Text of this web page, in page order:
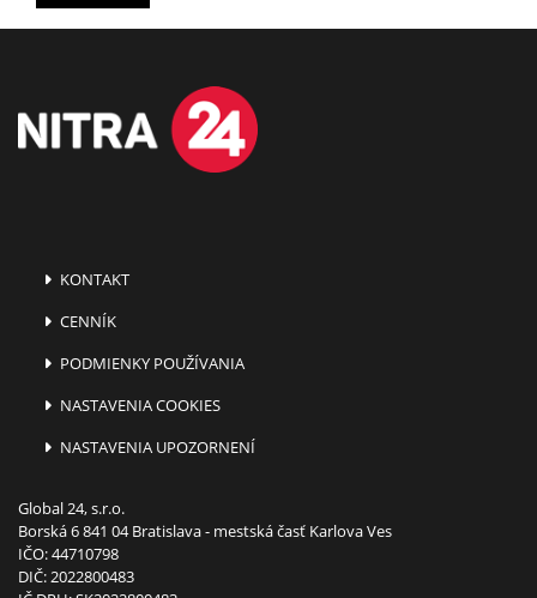
KONTAKT
CENNÍK
PODMIENKY POUŽÍVANIA
NASTAVENIA COOKIES
NASTAVENIA UPOZORNENÍ
Global 24, s.r.o.
Borská 6 841 04 Bratislava - mestská časť Karlova Ves
IČO: 44710798
DIČ: 2022800483